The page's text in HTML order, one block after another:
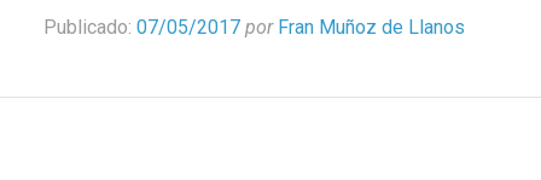
Publicado: 07/05/2017 por Fran Muñoz de Llanos